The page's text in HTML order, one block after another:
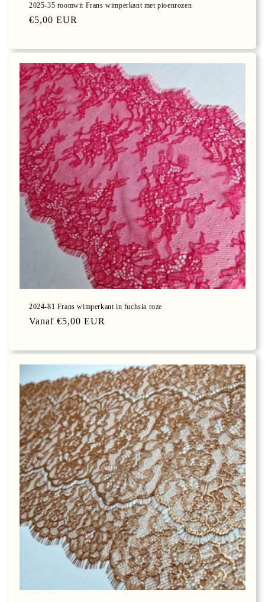
2025-35 roomwit Frans wimperkant met pioenrozen
Normale
€5,00 EUR
2024-81 Frans wimperkant in fuchsia roze
Normale
Vanaf €5,00 EUR